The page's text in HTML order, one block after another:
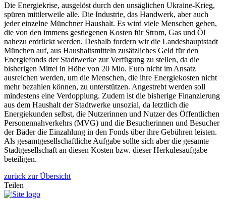
Die Energiekrise, ausgelöst durch den unsäglichen Ukraine-Krieg,
spüren mittlerweile alle. Die Industrie, das Handwerk, aber auch
jeder einzelne Münchner Haushalt. Es wird viele Menschen geben,
die von den immens gestiegenen Kosten für Strom, Gas und Öl
nahezu erdrückt werden. Deshalb fordern wir die Landeshauptstadt
München auf, aus Haushaltsmitteln zusätzliches Geld für den
Energiefonds der Stadtwerke zur Verfügung zu stellen, da die
bisherigen Mittel in Höhe von 20 Mio. Euro nicht im Ansatz
ausreichen werden, um die Menschen, die ihre Energiekosten nicht
mehr bezahlen können, zu unterstützen. Angestrebt werden soll
mindestens eine Verdopplung. Zudem ist die bisherige Finanzierung
aus dem Haushalt der Stadtwerke unsozial, da letztlich die
Energiekunden selbst, die Nutzerinnen und Nutzer des Öffentlichen
Personennahverkehrs (MVG) und die Besucherinnen und Besucher
der Bäder die Einzahlung in den Fonds über ihre Gebühren leisten.
Als gesamtgesellschaftliche Aufgabe sollte sich aber die gesamte
Stadtgesellschaft an diesen Kosten bzw. dieser Herkulesaufgabe
beteiligen.
zurück zur Übersicht
Teilen